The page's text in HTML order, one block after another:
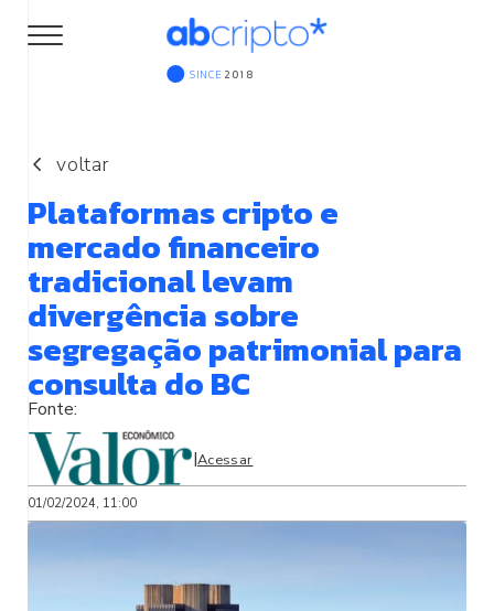
SINCE 2018
voltar
Plataformas cripto e
mercado financeiro
tradicional levam
divergência sobre
segregação patrimonial para
consulta do BC
|Acessar
01/02/2024, 11:00